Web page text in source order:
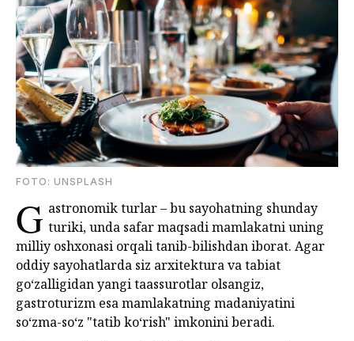
FOTО: UNSPLASH
G astronomik turlar – bu sayohatning shunday
turiki, unda safar maqsadi mamlakatni uning
milliy oshxonasi orqali tanib-bilishdan iborat. Agar
oddiy sayohatlarda siz arxitektura va tabiat
go‘zalligidan yangi taassurotlar olsangiz,
gastroturizm esa mamlakatning madaniyatini
so‘zma-so‘z "tatib ko‘rish" imkonini beradi.